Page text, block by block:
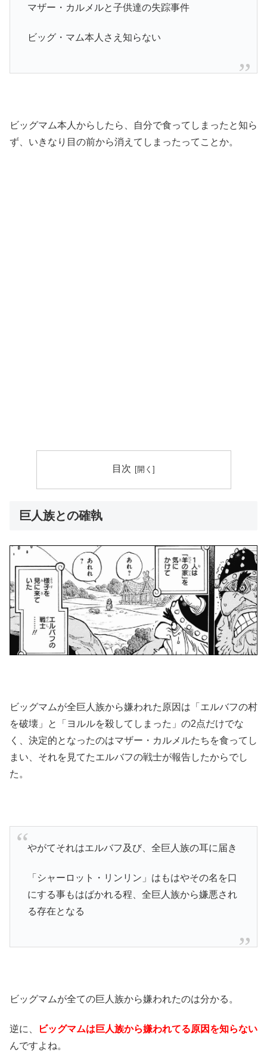
マザー・カルメルと子供達の失踪事件
ビッグ・マム本人さえ知らない
ビッグマム本人からしたら、自分で食ってしまったと知ら
ず、いきなり目の前から消えてしまったってことか。
目次
巨人族との確執
ビッグマムが全巨人族から嫌われた原因は「エルバフの村
を破壊」と「ヨルルを殺してしまった」の2点だけでな
く、決定的となったのはマザー・カルメルたちを食ってし
まい、それを見てたエルバフの戦士が報告したからでし
た。
やがてそれはエルバフ及び、全巨人族の耳に届き
「シャーロット・リンリン」はもはやその名を口
にする事もはばかれる程、全巨人族から嫌悪され
る存在となる
ビッグマムが全ての巨人族から嫌われたのは分かる。
逆に、
ビッグマムは巨人族から嫌われてる原因を知らない
んですよね。